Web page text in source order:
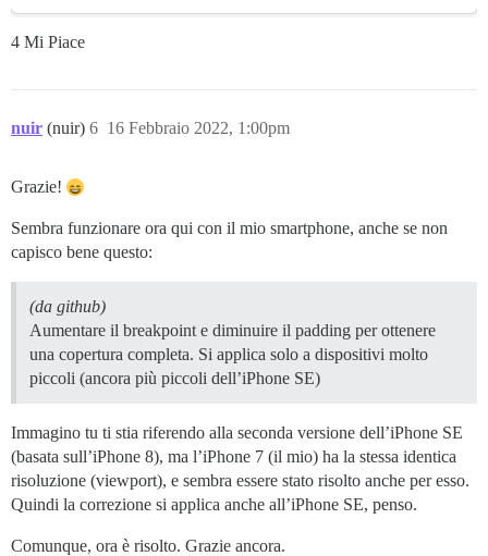
4 Mi Piace
nuir (nuir) 16 Febbraio 2022, 1:00pm
6
Grazie!
Sembra funzionare ora qui con il mio smartphone, anche se non
capisco bene questo:
(da github)
Aumentare il breakpoint e diminuire il padding per ottenere
una copertura completa. Si applica solo a dispositivi molto
piccoli (ancora più piccoli dell’iPhone SE)
Immagino tu ti stia riferendo alla seconda versione dell’iPhone SE
(basata sull’iPhone 8), ma l’iPhone 7 (il mio) ha la stessa identica
risoluzione (viewport), e sembra essere stato risolto anche per esso.
Quindi la correzione si applica anche all’iPhone SE, penso.
Comunque, ora è risolto. Grazie ancora.